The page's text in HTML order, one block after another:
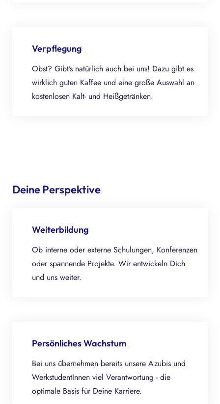
Verpflegung
Obst? Gibt’s natürlich auch bei uns! Dazu gibt es
wirklich guten Kaffee und eine große Auswahl an
kostenlosen Kalt- und Heißgetränken.
Deine Perspektive
Weiterbildung
Ob interne oder externe Schulungen, Konferenzen
oder spannende Projekte. Wir entwickeln Dich
und uns weiter.
Persönliches Wachstum
Bei uns übernehmen bereits unsere Azubis und
WerkstudentInnen viel Verantwortung - die
optimale Basis für Deine Karriere.